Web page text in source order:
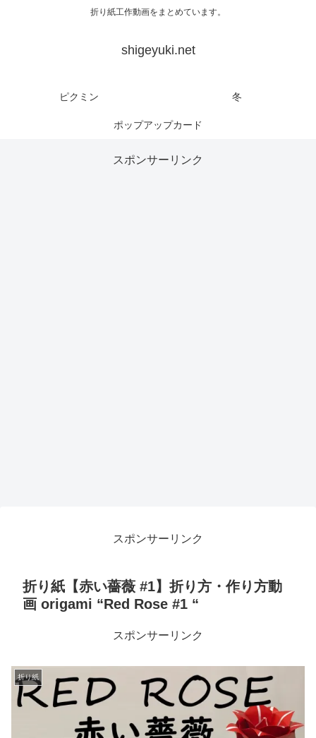
折り紙工作動画をまとめています。
shigeyuki.net
ピクミン 冬
ポップアップカード
スポンサーリンク
スポンサーリンク
折り紙【赤い薔薇 #1】折り方・作り方動
画 origami “Red Rose #1 “
スポンサーリンク
折り紙